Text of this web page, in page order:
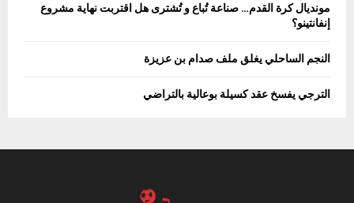
مونديال كرة القدم… صناعة تُباع و تُشترى هل اقتربت نهاية مشروع
إنفانتينو؟
النجم الساحلي يغلق ملف صدام بن عزيزة
الترجي يفسخ عقد كسيلة بوعالية بالتراضي